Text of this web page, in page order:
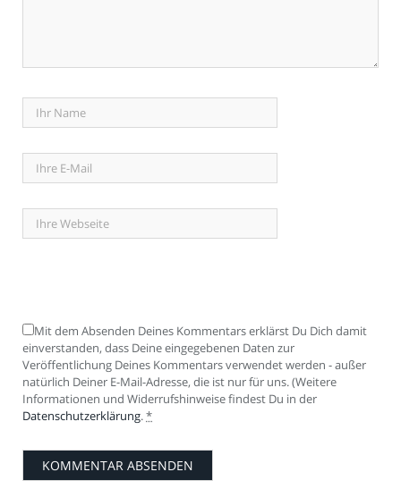
Mit dem Absenden Deines Kommentars erklärst Du Dich damit
einverstanden, dass Deine eingegebenen Daten zur
Veröffentlichung Deines Kommentars verwendet werden - außer
natürlich Deiner E-Mail-Adresse, die ist nur für uns. (Weitere
Informationen und Widerrufshinweise findest Du in der
Datenschutzerklärung. *